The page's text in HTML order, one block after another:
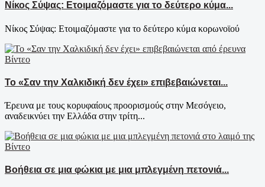
Νίκος Σύψας: Ετοιμαζόμαστε για το δεύτερο κύμα...
Νίκος Σύψας: Ετοιμαζόμαστε για το δεύτερο κύμα κορωνοϊού
Βίντεο
Το «Σαν την Χαλκιδική δεν έχει» επιβεβαιώνεται...
Έρευνα με τους κορυφαίους προορισμούς στην Μεσόγειο,
αναδεικνύει την Ελλάδα στην τρίτη...
Βίντεο
Βοήθεια σε μια φώκια με μια μπλεγμένη πετονιά...